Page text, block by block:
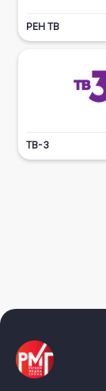
РЕН ТВ
ТВ-3